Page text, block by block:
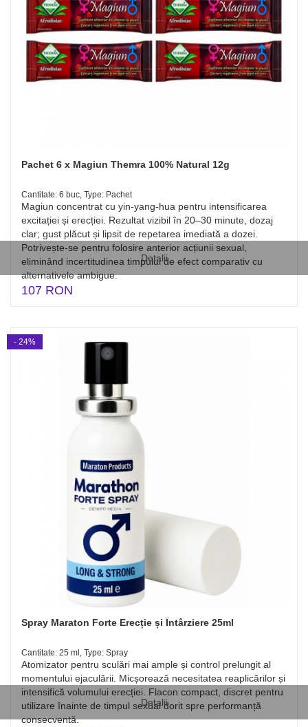
Detalii
Pachet 6 x Magiun Themra 100% Natural 12g
Cantitate: 6 buc, Type: Pachet
Magiun concentrat cu yin-yang-hua pentru intensificarea
excitației și erecției. Rezultat vizibil în 20–30 minute, dozaj
clar; gust plăcut și lipsit de repetarea imediată a dozei.
Potrivește-se pentru folosire anterior acțiunii sexual,
eliminând incertitudinea timpului de efect comparativ cu
alternativele ambigue.
107 RON
Detalii
Spray Maraton Forte Erecție și Întârziere 25ml
Cantitate: 25 ml, Type: Spray
Atomizator pentru sculări mai ample și control prelungit al
momentului ejaculării. Micșorează necesitatea reaplicărilor și
intensifică volumului erecției. Flacon compact, discret pentru
utilizare înainte de timpul sexual dorit spre performanță
consecventă.
- 24%